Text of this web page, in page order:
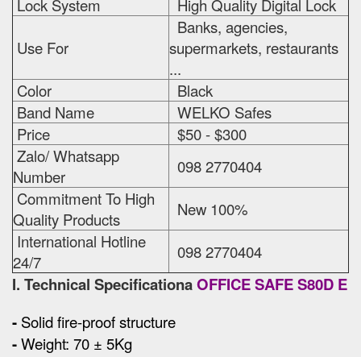
Lock System
High Quality Digital Lock
Use For
Banks, agencies,
supermarkets, restaurants
...
Color
Black
Band Name
WELKO Safes
Price
$50 - $300
Zalo/ Whatsapp
Number
098 2770404
Commitment To High
Quality Products
New 100%
International Hotline
24/7
098 2770404
I. Technical SpecificationaOFFICE SAFE S80D E
- Solid fire-proof structure
-Weight: 70 ± 5Kg